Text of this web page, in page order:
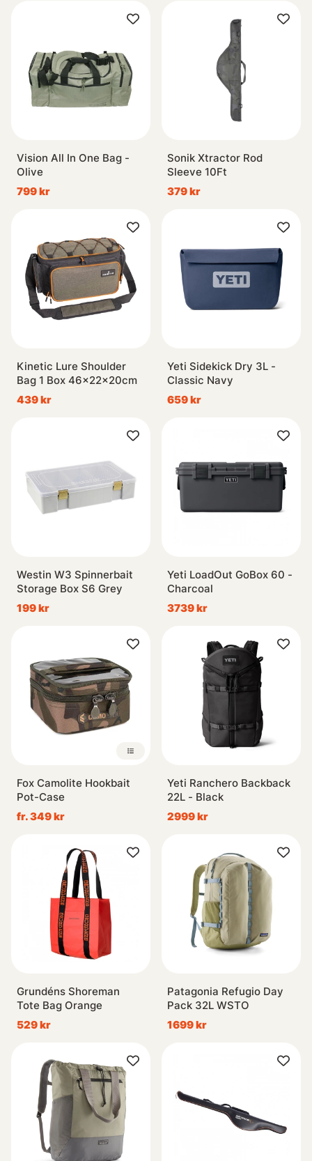
Vision All In One Bag -
Olive
799 kr
Sonik Xtractor Rod
Sleeve 10Ft
379 kr
Kinetic Lure Shoulder
Bag 1 Box 46x22x20cm
439 kr
Yeti Sidekick Dry 3L -
Classic Navy
659 kr
Westin W3 Spinnerbait
Storage Box S6 Grey
199 kr
Yeti LoadOut GoBox 60 -
Charcoal
3739 kr
Fox Camolite Hookbait
Pot-Case
fr. 349 kr
Yeti Ranchero Backback
22L - Black
2999 kr
Grundéns Shoreman
Tote Bag Orange
529 kr
Patagonia Refugio Day
Pack 32L WSTO
1699 kr